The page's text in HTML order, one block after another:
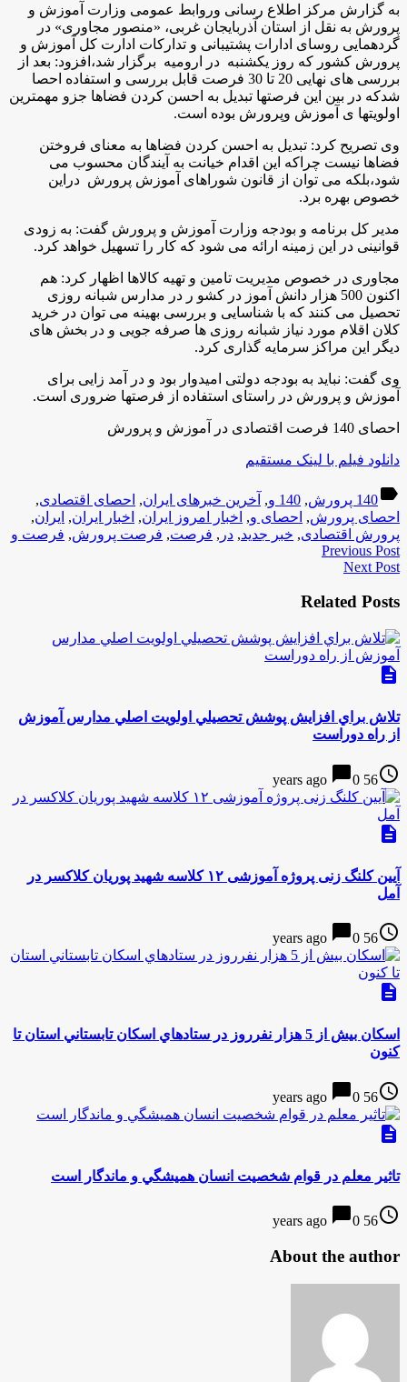
به گزارش مرکز اطلاع رسانی وروابط عمومی وزارت آموزش و
پرورش به نقل از استان آذربایجان غربی، «منصور مجاوری» در
گردهمایی روسای ادارات پشتیبانی و تدارکات ادارت کل آموزش و
پرورش کشور که روز یکشنبه در ارومیه برگزار شد،افزود: بعد از
بررسی های نهایی 20 تا 30 فرصت قابل بررسی و استفاده احصا
شدکه در بین این فرصتها تبدیل به احسن کردن فضاها جزو مهمترین
اولویتها ی آموزش وپرورش بوده است.
وی تصریح کرد: تبدیل به احسن کردن فضاها به معنای فروختن
فضاها نیست چراکه این اقدام خیانت به آیندگان محسوب می
شود،بلکه می توان از قانون شوراهای آموزش پرورش دراین
خصوص بهره برد.
مدیر کل برنامه و بودجه وزارت آموزش و پرورش گفت: به زودی
قوانینی در این زمینه ارائه می شود که کار را تسهیل خواهد کرد.
مجاوری در خصوص مدیریت تامین و تهیه کالاها اظهار کرد: هم
اکنون 500 هزار دانش آموز در کشو ر در مدارس شبانه روزی
تحصیل می کنند که با شناسایی و بررسی بهینه می توان در خرید
کلان اقلام مورد نیاز شبانه روزی ها صرفه جویی و در بخش های
دیگر این مراکز سرمایه گذاری کرد.
وی گفت: نباید به بودجه دولتی امیدوار بود و در آمد زایی برای
آموزش و پرورش در راستای استفاده از فرصتها ضروری است.
احصای 140 فرصت اقتصادی در آموزش و پرورش
دانلود فیلم با لینک مستقیم
label140 پرورش , 140 و , آخرین خبرهای ایران, احصای اقتصادی,
احصای پرورش, احصای و, اخبار امروز ایران, اخبار ایران, ایران,
پرورش اقتصادی, خبر جدید, در , فرصت, فرصت پرورش, فرصت و
Previous Post
Next Post
Related Posts
description
تلاش براي افزايش پوشش تحصيلي اولويت اصلي مدارس آموزش
از راه دوراست
access_time
56 years ago
chat_bubble0
description
آیین کلنگ زنی پروژه آموزشی ۱۲ کلاسه شهید پوریان کلاکسر در
آمل
access_time
56 years ago
chat_bubble0
description
اسكان بيش از 5 هزار نفرروز در ستادهاي اسكان تابستاني استان تا
كنون
access_time
56 years ago
chat_bubble0
description
تاثير معلم در قوام شخصيت انسان هميشگي و ماندگار است
access_time
56 years ago
chat_bubble0
About the author